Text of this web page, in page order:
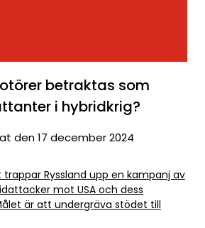
betraktas som
i hybridkrig?
den 17 december 2024
Ryssland upp en kampanj av
mot USA och dess
är att undergräva stödet till